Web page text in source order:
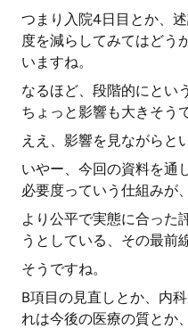
つまり入院4日目とか、
度を減らしてみてはどう
いますね。
なるほど、段階的にとい
ちょっと影響も大きそう
ええ、影響を見ながらと
いやー、今回の資料を通
必要度っていう仕組みが
より公平で実態に合った
うとしている、その最前
そうですね。
B項目の見直しとか、内
れは今後の医療の質とか